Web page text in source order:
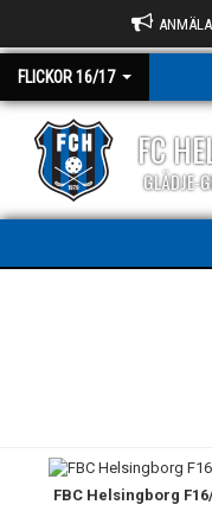
FLICKOR 16/17
FC
GLÄDJE-
FBC Helsingborg